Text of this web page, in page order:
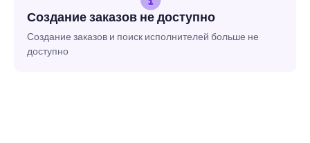
Создание заказов не доступно
Создание заказов и поиск исполнителей больше не
доступно